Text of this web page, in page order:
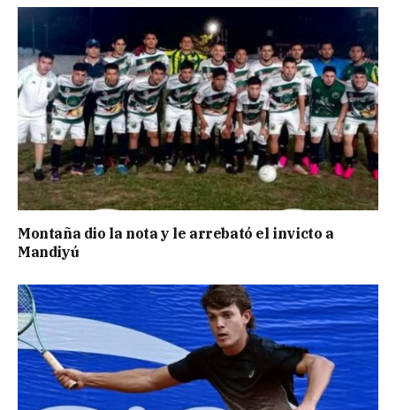
Montaña dio la nota y le arrebató el invicto a
Mandiyú